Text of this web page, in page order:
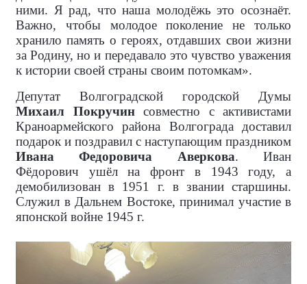
ними. Я рад, что наша молодёжь это осознаёт.
Важно, чтобы молодое поколение не только
хранило память о героях, отдавших свои жизни
за Родину, но и передавало это чувство уважения
к истории своей страны своим потомкам».
Депутат Волгоградской городской Думы
Михаил Покручинсовместно с активистами
Краноармейского района Волгограда доставил
подарок и поздравил с наступающим праздником
Ивана Федоровича Аверкова. Иван
Фёдорович ушёл на фронт в 1943 году, а
демобилизован в 1951 г. в звании старшины.
Служил в Дальнем Востоке, принимал участие в
японской войне 1945 г.